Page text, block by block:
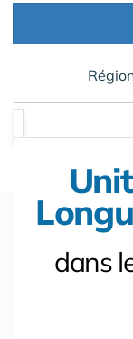
dans